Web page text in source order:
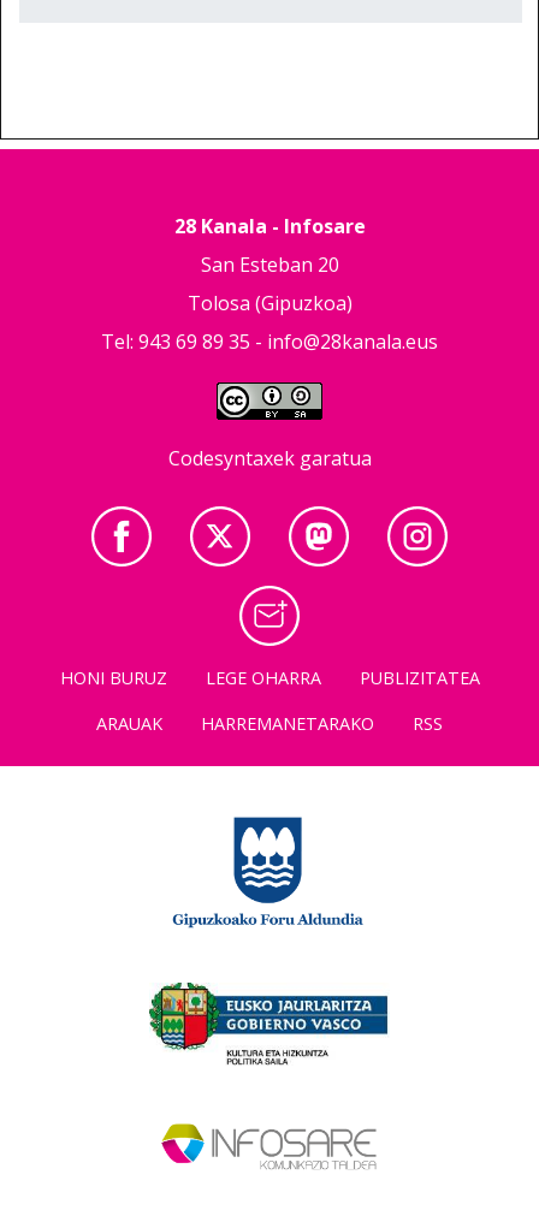
28 Kanala - Infosare
San Esteban 20
Tolosa (Gipuzkoa)
Tel: 943 69 89 35 - info@28kanala.eus
Codesyntaxek garatua
HONI BURUZ LEGE OHARRA
PUBLIZITATEA
ARAUAK
HARREMANETARAKO RSS